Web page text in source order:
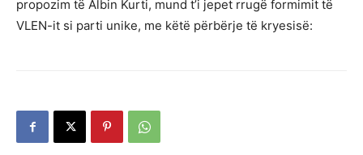
propozim të Albin Kurti, mund t’i jepet rrugë formimit të
VLEN-it si parti unike, me këtë përbërje të kryesisë: